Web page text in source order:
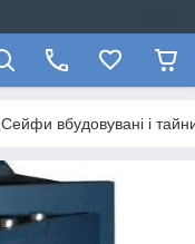
Сейфи вбудовувані і